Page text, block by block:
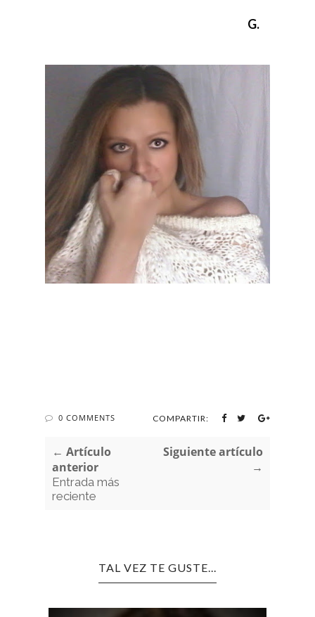
G.
0 COMMENTS COMPARTIR:
← Artículo
anterior
Entrada más
reciente
Siguiente artículo
→
TAL VEZ TE GUSTE...